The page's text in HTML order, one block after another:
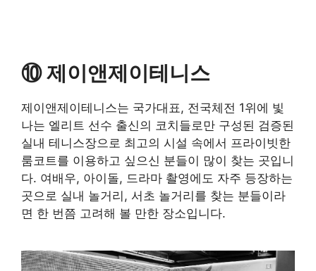
⑩ 제이앤제이테니스
제이앤제이테니스는 국가대표, 전국체전 1위에 빛
나는 엘리트 선수 출신의 코치들로만 구성된 검증된
실내 테니스장으로 최고의 시설 속에서 프라이빗한
룸코트를 이용하고 싶으신 분들이 많이 찾는 곳입니
다. 여배우, 아이돌, 드라마 촬영에도 자주 등장하는
곳으로 실내 놀거리, 서초 놀거리를 찾는 분들이라
면 한 번쯤 고려해 볼 만한 장소입니다.